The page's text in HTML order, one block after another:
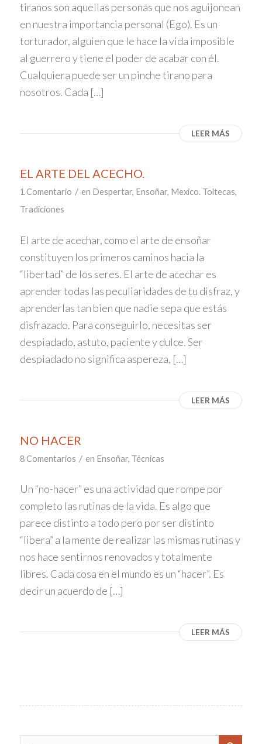
tiranos son aquellas personas que nos aguijonean
en nuestra importancia personal (Ego). Es un
torturador, alguien que le hace la vida imposible
al guerrero y tiene el poder de acabar con él.
Cualquiera puede ser un pinche tirano para
nosotros. Cada […]
LEER MÁS
EL ARTE DEL ACECHO.
1 Comentario / en Despertar, Ensoñar, Mexico. Toltecas,
Tradiciones
El arte de acechar, como el arte de ensoñar
constituyen los primeros caminos hacia la
“libertad” de los seres. El arte de acechar es
aprender todas las peculiaridades de tu disfraz, y
aprenderlas tan bien que nadie sepa que estás
disfrazado. Para conseguirlo, necesitas ser
despiadado, astuto, paciente y dulce. Ser
despiadado no significa aspereza, […]
LEER MÁS
NO HACER
8 Comentarios / en Ensoñar, Técnicas
Un “no-hacer” es una actividad que rompe por
completo las rutinas de la vida. Es algo que
parece distinto a todo pero por ser distinto
“libera” a la mente de realizar las mismas rutinas y
nos hace sentirnos renovados y totalmente
libres. Cada cosa en el mundo es un “hacer”. Es
decir un acuerdo de […]
LEER MÁS